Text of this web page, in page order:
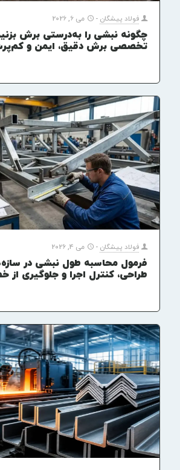
فولاد پیشگان - می 6, 2026
چگونه نبشی را به‌درستی برش
تخصصی برش دقیق، ایمن و
فولاد پیشگان - می 4, 2026
فرمول محاسبه طول نبشی در
طراحی، کنترل اجرا و جلوگیری از